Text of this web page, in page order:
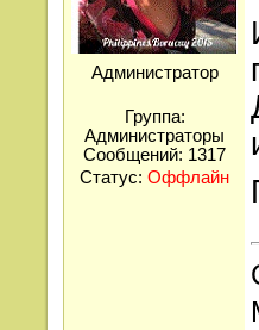
Администратор
Группа:
Администраторы
Сообщений: 1317
Статус: Оффлайн